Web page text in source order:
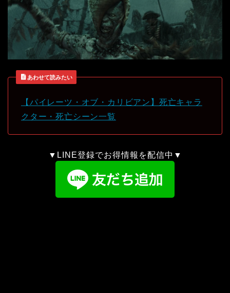
あわせて読みたい
【パイレーツ・オブ・カリビアン】死亡キャラ
クター・死亡シーン一覧
▼LINE登録でお得情報を配信中▼